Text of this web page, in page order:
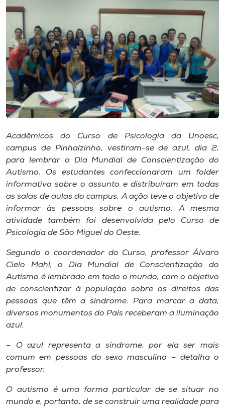
Biblioteca
Editora
Rádio
Museu
Store
Selecione
o idioma
A+
A-
Acadêmicos do Curso de Psicologia da Unoesc,
campus de Pinhalzinho, vestiram-se de azul, dia 2,
para lembrar o Dia Mundial de Conscientização do
Autismo. Os estudantes confeccionaram um folder
informativo sobre o assunto e distribuíram em todas
as salas de aulas do campus. A ação teve o objetivo de
informar às pessoas sobre o autismo. A mesma
atividade também foi desenvolvida pelo Curso de
Psicologia de São Miguel do Oeste.
Segundo o coordenador do Curso, professor Álvaro
Cielo Mahl, o Dia Mundial de Conscientização do
Autismo é lembrado em todo o mundo, com o objetivo
de conscientizar à população sobre os direitos das
pessoas que têm a síndrome. Para marcar a data,
diversos monumentos do País receberam a iluminação
azul.
– O azul representa a síndrome, por ela ser mais
comum em pessoas do sexo masculino – detalha o
professor.
O autismo é uma forma particular de se situar no
mundo e, portanto, de se construir uma realidade para